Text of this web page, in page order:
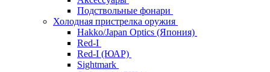
Подствольные фонари
Холодная пристрелка оружия
Hakko/Japan Optics (Япония)
Red-I
Red-I (ЮАР)
Sightmark